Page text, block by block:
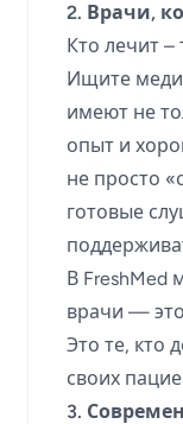
2. Врачи,
Кто лечит –
Ищите
имеют не
опыт и
не просто
готовые
В FreshMed
врачи —
Это те, кто
своих
3.